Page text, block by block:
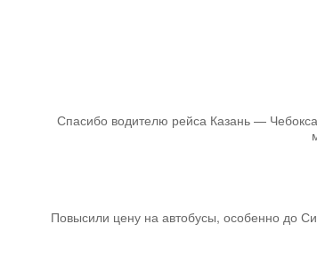
Спасибо водителю рейса Казань —
Повысили цену на автобусы, особенно до